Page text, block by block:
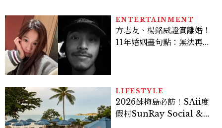
ENTERTAINMENT
方志友、楊銘威證實離婚！
11年婚姻畫句點：無法再做
LIFESTYLE
2026蘇梅島必訪！SAii度
假村SunRay Social &